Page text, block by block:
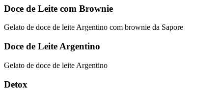
Doce de Leite com Brownie
Gelato de doce de leite Argentino com brownie da Sapore
Doce de Leite Argentino
Gelato de doce de leite Argentino
Detox